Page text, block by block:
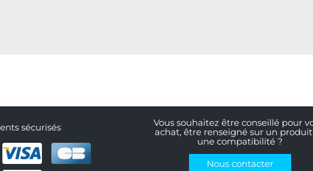
sécurisés
Vous souhaitez être conseillé pour
achat, être renseigné sur un
une compatibilité ?
Nous contacter